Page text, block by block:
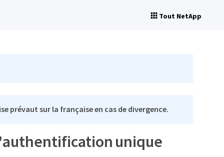
Tout NetApp
prévaut sur la française en cas de divergence.
unique